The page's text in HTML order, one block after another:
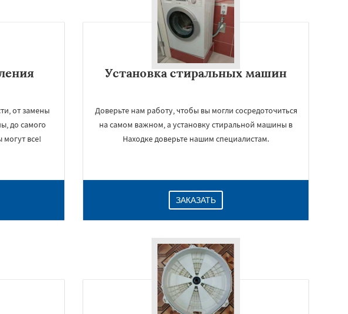
от замены
до самого
все!
Установка стиральных машин
Доверьте нам работу, чтобы вы могли сосредоточиться
на самом важном, а установку стиральной машины в
Находке доверьте нашим специалистам.
ЗАКАЗАТЬ